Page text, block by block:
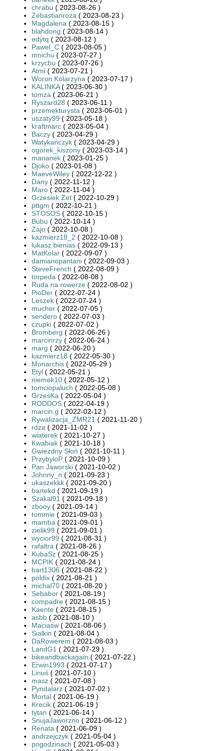
chrabu ( 2023-08-26 )
Zebastianroza ( 2023-08-23 )
Magdalena ( 2023-08-15 )
blahdong ( 2023-08-14 )
edytq ( 2023-08-12 )
Pawel_C ( 2023-08-05 )
mnichu ( 2023-07-27 )
krzychu ( 2023-07-26 )
Atmi ( 2023-07-21 )
Woron Kolarzyna ( 2023-07-17 )
KALINKA( 2023-06-30 )
tomza ( 2023-06-21 )
Ryszard28 ( 2023-06-11 )
przemekturysta ( 2023-06-01 )
uszaty99 ( 2023-05-18 )
kraftmarc ( 2023-05-04 )
Baczy ( 2023-04-29 )
Watykańczyk ( 2023-04-29 )
ogorek_kiszony ( 2023-03-14 )
marianek ( 2023-01-25 )
Djoko ( 2023-01-08 )
MaeveWiley ( 2022-12-22 )
Dany ( 2022-11-12 )
Maro ( 2022-11-04 )
Grzesiek Zet ( 2022-10-29 )
pttgm ( 2022-10-21 )
STOSOS ( 2022-10-15 )
Bubu ( 2022-10-14 )
Zajo ( 2022-10-08 )
kazmierz18_2 ( 2022-10-08 )
lukasz.bienias ( 2022-09-13 )
MatKolar ( 2022-09-07 )
damianopantani ( 2022-09-03 )
SteveFrench ( 2022-08-09 )
torpeda ( 2022-08-08 )
Ruda na rowerze ( 2022-08-02 )
PioDer ( 2022-07-24 )
Leszek ( 2022-07-24 )
mucher ( 2022-07-05 )
sendero ( 2022-07-03 )
czupki ( 2022-07-02 )
Bromberg ( 2022-06-26 )
marcinrzy ( 2022-06-24 )
marg ( 2022-06-20 )
kazmierz18 ( 2022-05-30 )
Monarchis ( 2022-05-29 )
Etyl ( 2022-05-21 )
niemek10 ( 2022-05-12 )
tomciopaluch ( 2022-05-08 )
GrzesKa ( 2022-05-04 )
RODDOS ( 2022-04-19 )
marcin.g ( 2022-02-12 )
Rywalizacja_ZMR21 ( 2021-11-20 )
rdza ( 2021-11-02 )
wiaterek ( 2021-10-27 )
Kwabiak ( 2021-10-18 )
Gwiezdny Słoń ( 2021-10-11 )
PrzybyloP ( 2021-10-09 )
Pan Jaworski ( 2021-10-02 )
Johnny_n ( 2021-09-23 )
ukaszekkk ( 2021-09-20 )
bartekd ( 2021-09-19 )
Szakal91 ( 2021-09-18 )
zbooy ( 2021-09-14 )
tommie ( 2021-09-03 )
mamba ( 2021-09-01 )
zielik99 ( 2021-09-01 )
wycior99 ( 2021-08-31 )
rafaltra ( 2021-08-26 )
KubaSz ( 2021-08-25 )
MCPIK ( 2021-08-24 )
bart1306 ( 2021-08-22 )
poldix ( 2021-08-21 )
michal70 ( 2021-08-20 )
Sebabor ( 2021-08-19 )
compadre ( 2021-08-15 )
Kaente ( 2021-08-15 )
asbb ( 2021-08-10 )
Maciasw ( 2021-08-06 )
Sialkin ( 2021-08-04 )
DaRowerem ( 2021-08-03 )
LandG1 ( 2021-07-29 )
bikeandbackagain ( 2021-07-22 )
Erwin1993 ( 2021-07-17 )
Linuś ( 2021-07-10 )
masz ( 2021-07-08 )
Pyndalarz ( 2021-07-02 )
Mortal ( 2021-06-19 )
Krecik ( 2021-06-19 )
tytan ( 2021-06-14 )
SnujaJaworzno ( 2021-06-12 )
Renata ( 2021-06-09 )
andrzejczyk ( 2021-05-04 )
pogodzinach ( 2021-05-03 )